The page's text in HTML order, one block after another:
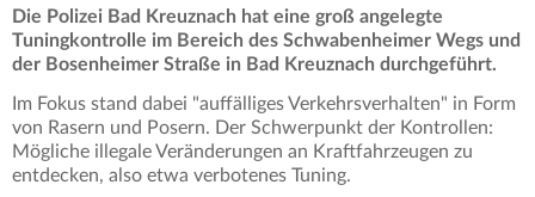
Die Polizei Bad Kreuznach hat eine groß angelegte
Tuningkontrolle im Bereich des Schwabenheimer Wegs und
der Bosenheimer Straße in Bad Kreuznach durchgeführt.
Im Fokus stand dabei "auffälliges Verkehrsverhalten" in Form
von Rasern und Posern. Der Schwerpunkt der Kontrollen:
Mögliche illegale Veränderungen an Kraftfahrzeugen zu
entdecken, also etwa verbotenes Tuning.